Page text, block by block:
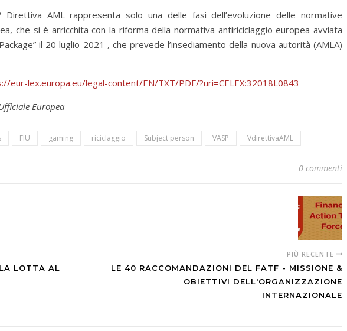
AML rappresenta solo una delle fasi dell’evoluzione delle normative
che si è arricchita con la riforma della normativa antiriciclaggio europea avviata
il 20 luglio 2021 , che prevede l’insediamento della nuova autorità (AMLA)
eur-lex.europa.eu/legal-content/EN/TXT/PDF/?uri=CELEX:32018L0843
Europea
FIU gaming riciclaggio Subject person VASP VdirettivaAML
0 commenti
LOTTA AL
PIÙ RECENTE
LE 40 RACCOMANDAZIONI DEL FATF - MISSIONE &
OBIETTIVI DELL'ORGANIZZAZIONE
INTERNAZIONALE